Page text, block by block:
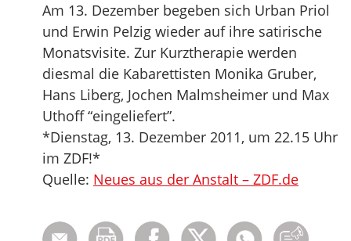
Am 13. Dezember begeben sich Urban Priol
und Erwin Pelzig wieder auf ihre satirische
Monatsvisite. Zur Kurztherapie werden
diesmal die Kabarettisten Monika Gruber,
Hans Liberg, Jochen Malmsheimer und Max
Uthoff “eingeliefert”.
*Dienstag, 13. Dezember 2011, um 22.15 Uhr
im ZDF!*
Quelle: Neues aus der Anstalt – ZDF.de